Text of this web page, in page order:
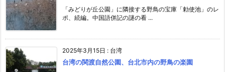
「みどりが丘公園」に隣接する野鳥の宝庫「勅使池」のレ
ポ、続編。中国語併記の謎の看 ...
2025年3月15日 : 台湾
台湾の関渡自然公園、台北市内の野鳥の楽園